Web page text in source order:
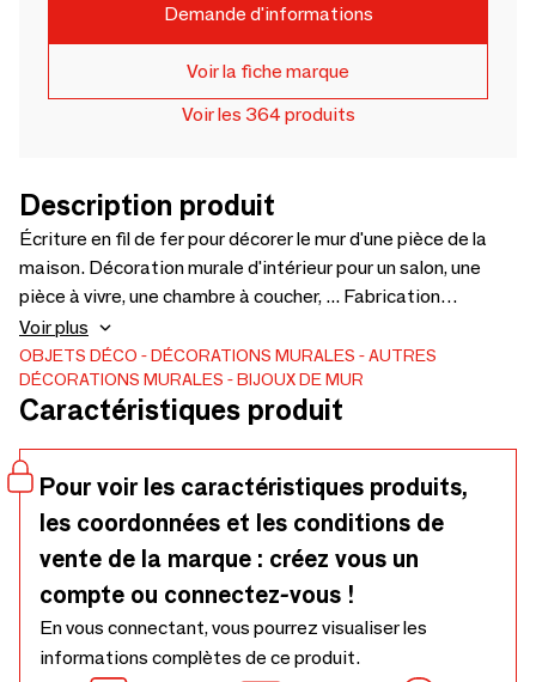
Demande d'informations
Voir la fiche marque
Voir les 364 produits
Description produit
Écriture en fil de fer pour décorer le mur d'une pièce de la
maison. Décoration murale d'intérieur pour un salon, une
pièce à vivre, une chambre à coucher, ... Fabrication
artisanale et française 🇫🇷. Artisanat d'art. Présentée
dans une jolie pochette. Punaises noires fournies pour la
fixation. Bijoux de mur et si les murs portaient des bijoux ...
Traité anti-corrosion. Dimensions : Ligne 1 : environ 29 x 8
légèrement varier.
Voir plus
OBJETS DÉCO DÉCORATIONS MURALES
AUTRES
DÉCORATIONS MURALES
BIJOUX DE MUR
Caractéristiques produit
Pour voir les caractéristiques produits,
les coordonnées et les conditions de
vente de la marque : créez vous un
compte ou connectez-vous !
En vous connectant, vous pourrez visualiser les
informations complètes de ce produit.